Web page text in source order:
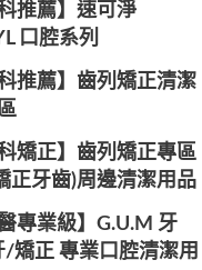
推薦】速可淨
口腔系列
推薦】齒列矯正清潔
矯正】齒列矯正專區
正牙齒)周邊清潔用品
專業級】G.U.M 牙
矯正 專業口腔清潔用